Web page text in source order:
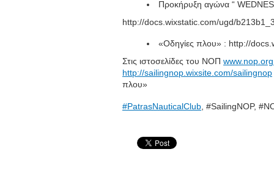
Προκήρυξη αγώνα “
http://docs.wixstatic.com/ugd/
«Οδηγίες πλου» : http://
Στις ιστοσελίδες του ΝΟΠ
http://sailingnop.wixsite.com/sailingnop
πλου»
#‎PatrasNauticalClub , #SailingNOP,